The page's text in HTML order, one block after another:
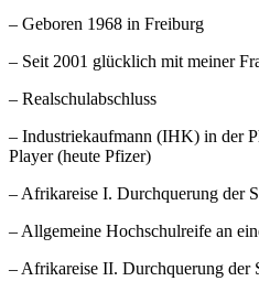
– Geboren 1968 in Freiburg
– Seit 2001 glücklich mit meiner
– Realschulabschluss
– Industriekaufmann (IHK) in der
Player (heute Pfizer)
– Afrikareise I. Durchquerung der
– Allgemeine Hochschulreife an
– Afrikareise II. Durchquerung der